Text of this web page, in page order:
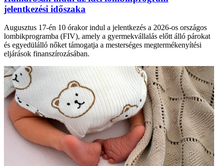
jelentkezési időszaka
Augusztus 17-én 10 órakor indul a jelentkezés a 2026-os országos
lombikprogramba (FIV), amely a gyermekvállalás előtt álló párokat
és egyedülálló nőket támogatja a mesterséges megtermékenyítési
eljárások finanszírozásában.